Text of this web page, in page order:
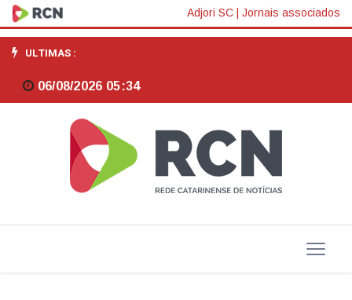
Faturamento
da
Indústria
alimentos
cresce
10%
Adjori SC Jornais associados
ULTIMAS :
06/08/2026 05:34